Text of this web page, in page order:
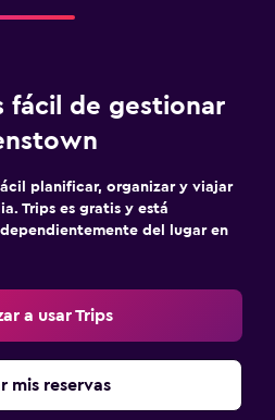
fácil de gestionar
planificar, organizar y viajar
Trips es gratis y está
del lugar en
a usar Trips
mis reservas